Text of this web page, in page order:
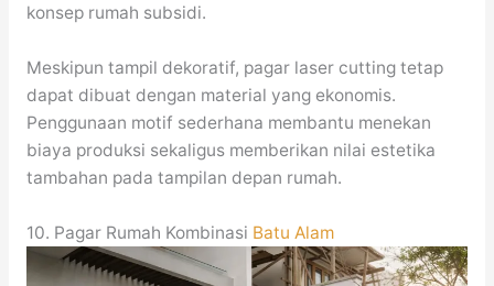
konsep rumah subsidi.
Meskipun tampil dekoratif, pagar laser cutting tetap
dapat dibuat dengan material yang ekonomis.
Penggunaan motif sederhana membantu menekan
biaya produksi sekaligus memberikan nilai estetika
tambahan pada tampilan depan rumah.
10. Pagar Rumah Kombinasi Batu Alam